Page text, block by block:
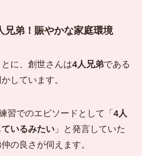
兄弟！賑やかな家庭環境
に、創世さんは4人兄弟である
しています。
習でのエピソードとして「 4人
いるみたい」と発言していた
の良さが伺えます。